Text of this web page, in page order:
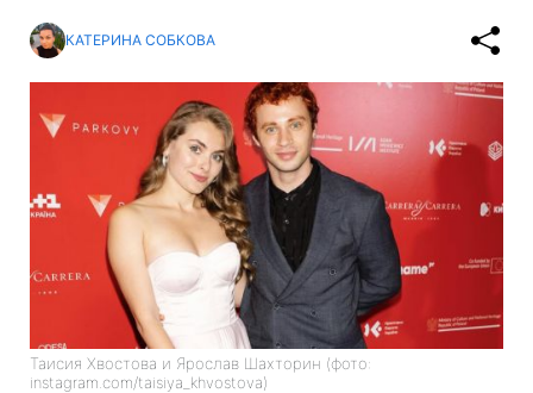
КАТЕРИНА СОБКОВА
Таисия Хвостова и Ярослав Шахторин (фото:
instagram.com/taisiya_khvostova)